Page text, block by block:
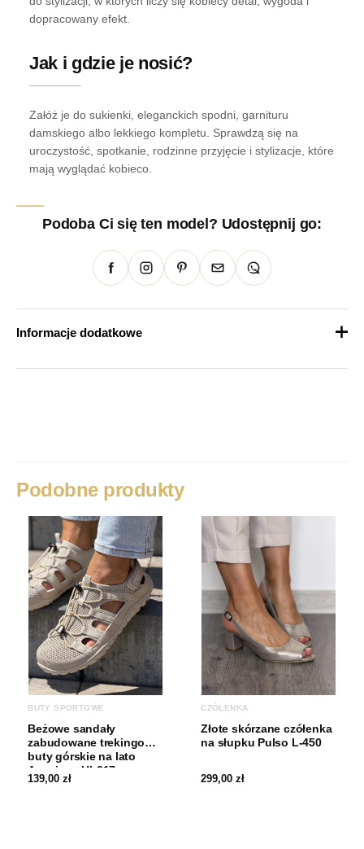
dopracowany efekt.
Jak i gdzie je nosić?
Załóż je do sukienki, eleganckich spodni, garnituru
damskiego albo lekkiego kompletu. Sprawdzą się na
uroczystość, spotkanie, rodzinne przyjęcie i stylizacje, które
mają wyglądać kobieco.
Podoba Ci się ten model? Udostępnij go:
Informacje dodatkowe
Kolor Czarny+ Złoto
Podobne produkty
BUTY SPORTOWE
Beżowe sandały
zabudowane trekingowe
buty górskie na lato
American HL217
139,00zł
CZÓŁENKA
Złote skórzane czółenka
na słupku Pulso L-450
299,00zł